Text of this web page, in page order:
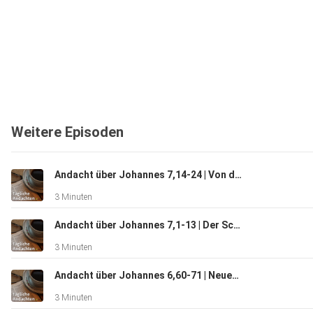
Weitere Episoden
Andacht über Johannes 7,14-24 | Von der Ehre
3 Minuten
Andacht über Johannes 7,1-13 | Der Schande entgehen
3 Minuten
Andacht über Johannes 6,60-71 | Neues Leben
3 Minuten